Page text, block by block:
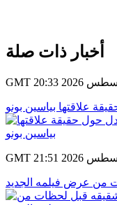
أخبار ذات صلة
علاقتها بياسين بونو
من عرض فيلمه الجديد